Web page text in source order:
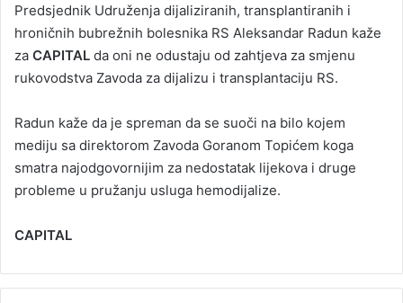
Predsjednik Udruženja dijaliziranih, transplantiranih i
hroničnih bubrežnih bolesnika RS Aleksandar Radun kaže
za CAPITAL da oni ne odustaju od zahtjeva za smjenu
rukovodstva Zavoda za dijalizu i transplantaciju RS.
Radun kaže da je spreman da se suoči na bilo kojem
mediju sa direktorom Zavoda Goranom Topićem koga
smatra najodgovornijim za nedostatak lijekova i druge
probleme u pružanju usluga hemodijalize.
CAPITAL